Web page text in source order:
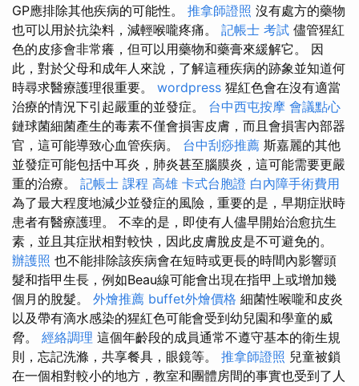
GP應排除其他疾病的可能性。 推拿師證照 沒有處方的藥物
也可以用於抗染料，減輕喉嚨疼痛。 記帳士 考試 儘管猩紅
色的皮疹會非常癢，但可以用藥物和藥膏來緩解它。 因
此，對於父母和成年人來說，了解這種疾病的跡象並知道何
時尋求醫療護理很重要。 wordpress 猩紅色會在沒有適當
治療的情況下引起嚴重的並發症。 台中西屯按摩 會議點心
鏈球菌細菌產生的毒素不僅會損害皮膚，而且會損害內部器
官，這可能導致心血管疾病。 台中刮痧推薦 斯嘉麗的其他
並發症可能包括中耳炎，肺炎甚至腦膜炎，這可能需要更嚴
重的治療。 記帳士 課程 高雄 卡式台胞證 白內障手術費用
為了最大程度地減少並發症的風險，重要的是，早期症狀時
患者有醫療護理。 不幸的是，即使有人儘早開始治愈抗生
素，並且其症狀相對較快，因此皮膚脫皮是不可避免的。
辦護照 也不能排除該疾病會在短時或更長的時間內影響頭
髮和指甲生長，例如Beau線可能會出現在指甲上或增加幾
個月的脫髮。 外燴推薦 buffet外燴價格 細菌性喉嚨和皮炎
以及帶有滴水感染的猩紅色可能會受到幼兒園和學童的威
脅。 經絡調理 這個年齡段的成員通常不遵守基本的衛生規
則，忘記洗滌，共享餐具，眼鏡等。 推拿師證照 兒童被鎖
在一個相對較小的地方，教室和團體房間的事實也受到了人